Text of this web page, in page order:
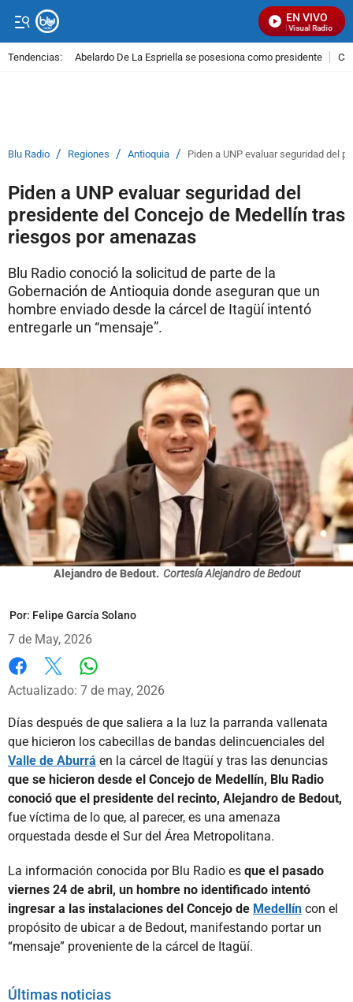
EN VIVO
Señal Visual Radio
Tendencias: Abelardo De La Espriella se posesiona como presidente
Blu Radio / Regiones / Antioquia / Piden a UNP evaluar seguridad del
Piden a UNP evaluar seguridad del
presidente del Concejo de Medellín tras
riesgos por amenazas
Blu Radio conoció la solicitud de parte de la
Gobernación de Antioquia donde aseguran que un
hombre enviado desde la cárcel de Itagüí intentó
entregarle un “mensaje”.
Alejandro de Bedout. Cortesía Alejandro de Bedout
Por: Felipe García Solano
7 de May, 2026
Facebook
X
Actualizado: 7 de may, 2026
Días después de que saliera a la luz la parranda vallenata
que hicieron los cabecillas de bandas delincuenciales del
Valle de Aburrá en la cárcel de Itagüí y tras las denuncias
que se hicieron desde el Concejo de Medellín, Blu Radio
conoció que el presidente del recinto, Alejandro de Bedout,
fue víctima de lo que, al parecer, es una amenaza
orquestada desde el Sur del Área Metropolitana.
La información conocida por Blu Radio es que el pasado
viernes 24 de abril, un hombre no identificado intentó
ingresar a las instalaciones del Concejo de Medellín con el
propósito de ubicar a de Bedout, manifestando portar un
“mensaje” proveniente de la cárcel de Itagüí.
Últimas noticias